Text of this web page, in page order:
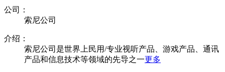
公司：
索尼公司
介绍：
索尼公司是世界上民用/专业视听产品、游戏产品、通讯
产品和信息技术等领域的先导之一更多